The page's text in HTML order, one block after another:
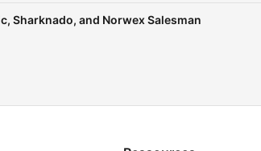
Sharknado, and Norwex Salesman